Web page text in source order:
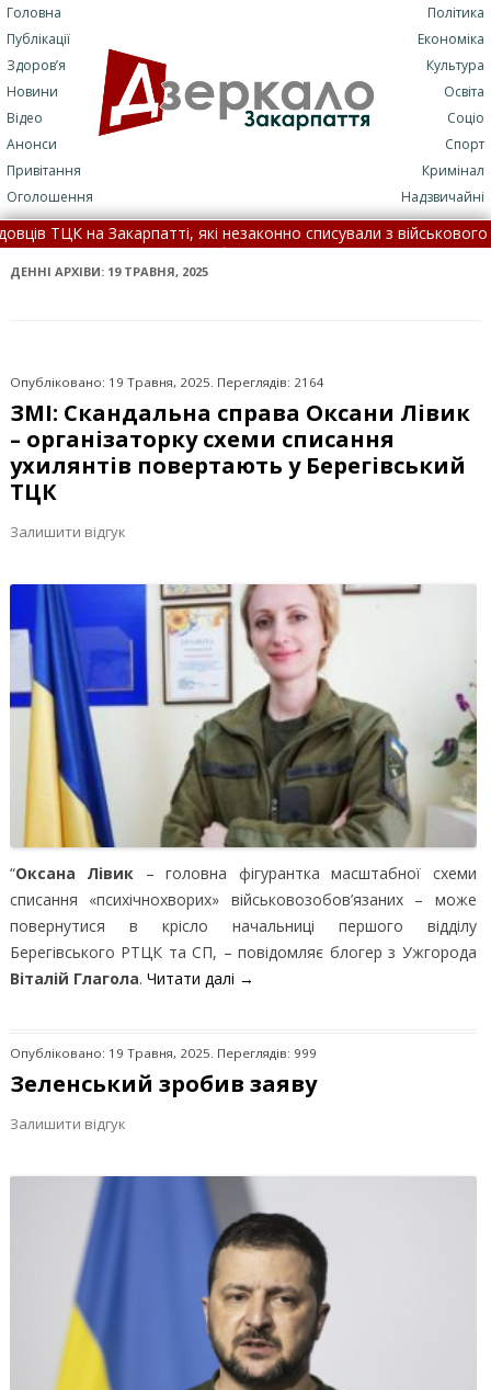
Головна
Публікації
Здоров’я
Новини
Відео
Анонси
Привітання
Оголошення
Політика
Економіка
Культура
Освіта
Соціо
Спорт
Кримінал
Надзвичайні
які незаконно списували з військового обліку чоловіків •
подробиці трагедії (+ФОТО)• 7 серпня: це цікаво знати •
ДЕННІ АРХІВИ: 19 ТРАВНЯ, 2025
Опубліковано: 19 Травня, 2025. Переглядів: 2164
ЗМІ: Скандальна справа Оксани Лівик
– організаторку схеми списання
ухилянтів повертають у Берегівський
ТЦК
Залишити відгук
“Оксана Лівик – головна фігурантка масштабної схеми
списання «психічнохворих» військовозобов’язаних – може
повернутися в крісло начальниці першого відділу
Берегівського РТЦК та СП, – повідомляє блогер з Ужгорода
Віталій Глагола. Читати далі →
Опубліковано: 19 Травня, 2025. Переглядів: 999
Зеленський зробив заяву
Залишити відгук